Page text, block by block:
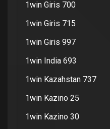
1win Giris 700
1win Giris 715
1win Giris 997
1win India 693
1win Kazahstan 737
1win Kazino 25
1win Kazino 30